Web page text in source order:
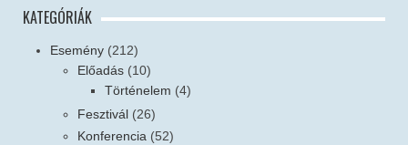
KATEGÓRIÁK
Esemény (212)
Előadás (10)
Történelem (4)
Fesztivál (26)
Konferencia (52)